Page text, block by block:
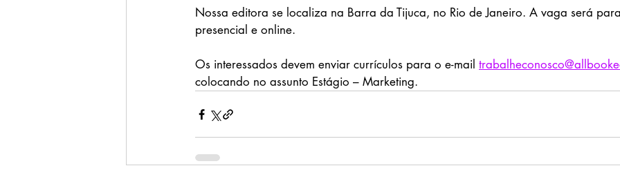
Nossa editora se localiza na Barra da Tijuca, no Rio de Janeiro. A vaga será
presencial e online.
Os interessados devem enviar currículos para o e-mail
colocando no assunto Estágio – Marketing.